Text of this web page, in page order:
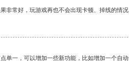
非常好，玩游戏再也不会出现卡顿、掉线的情
单一，可以增加一些新功能，比如增加一个自